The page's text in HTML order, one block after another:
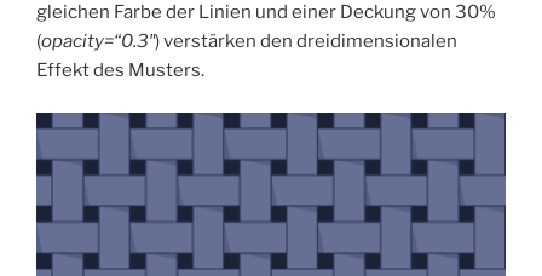
gleichen Farbe der Linien und einer Deckung von 30%
(opacity=“0.3″) verstärken den dreidimensionalen
Effekt des Musters.